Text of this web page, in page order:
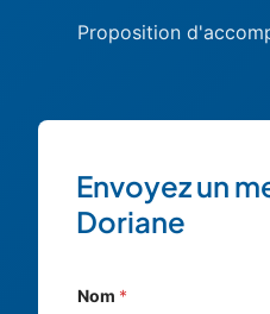
Proposition
Envoyez un
Doriane
Nom *